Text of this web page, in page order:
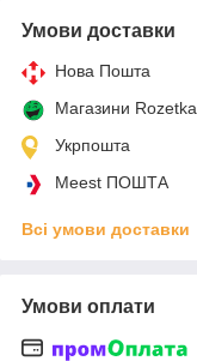
Умови доставки
Нова Пошта
Магазини Rozetka
Укрпошта
Meest ПОШТА
Всі умови доставки
Умови оплати